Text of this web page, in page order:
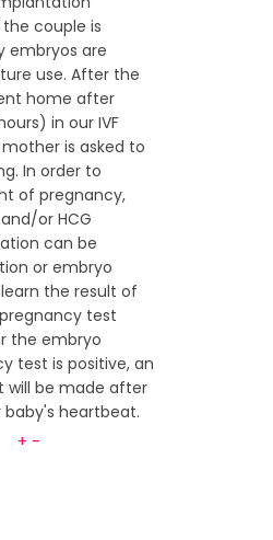
couple is
embryos are
use. After the
home after
in our IVF
is asked to
In order to
of pregnancy,
or HCG
can be
or embryo
the result of
test
the embryo
test is positive, an
will be made after
baby's heartbeat.
+ -